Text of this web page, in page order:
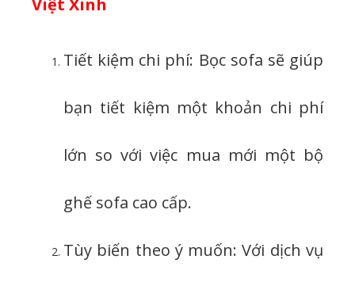
Việt Xinh
Tiết kiệm chi phí: Bọc sofa sẽ giúp
bạn tiết kiệm một khoản chi phí
lớn so với việc mua mới một bộ
ghế sofa cao cấp.
Tùy biến theo ý muốn: Với dịch vụ